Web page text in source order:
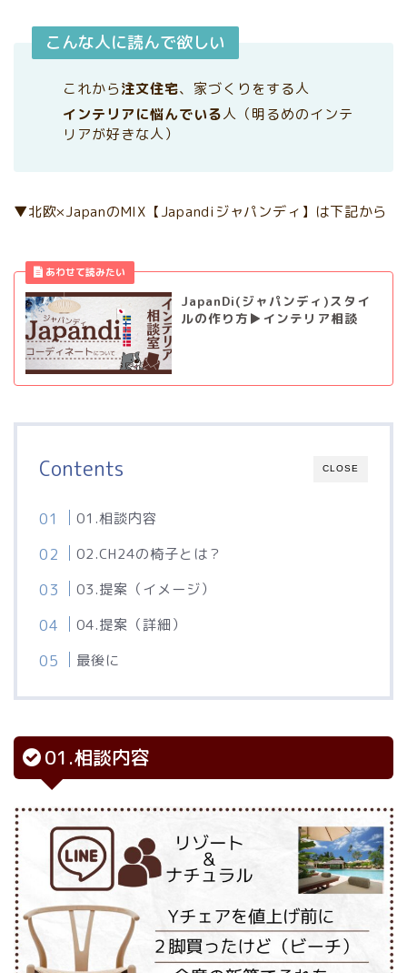
こんな人に読んで欲しい
これから注文住宅、家づくりをする人
インテリアに悩んでいる人（明るめのインテ
リアが好きな人）
▼北欧×JapanのMIX【Japandiジャパンディ】は下記から
JapanDi(ジャパンディ)スタイ
ルの作り方▶インテリア相談
CLOSE
Contents
01.相談内容
02.CH24の椅子とは？
03.提案（イメージ）
04.提案（詳細）
最後に
01.相談内容